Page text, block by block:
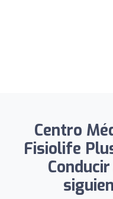
Centro
Fisiolife